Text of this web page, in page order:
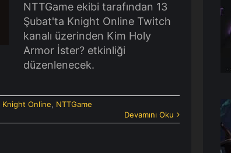
NTTGame ekibi tarafından 13
Şubat'ta Knight Online Twitch
kanalı üzerinden Kim Holy
Armor İster? etkinliği
düzenlenecek.
Knight Online, NTTGame
Devamını Oku